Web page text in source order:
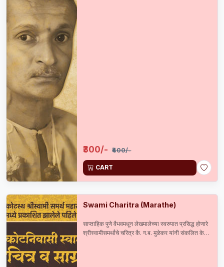
₹300/- ₹400/-
CART
Swami Charitra (Marathe)
साप्ताहिक पुणे वैभवमधून लेखमालेच्या स्वरुपात प्रसिद्ध होणारे
श्रीस्वामीसमर्थांचे चरित्र कै. ग.ब. मुळेकर यांनी संकलित केले